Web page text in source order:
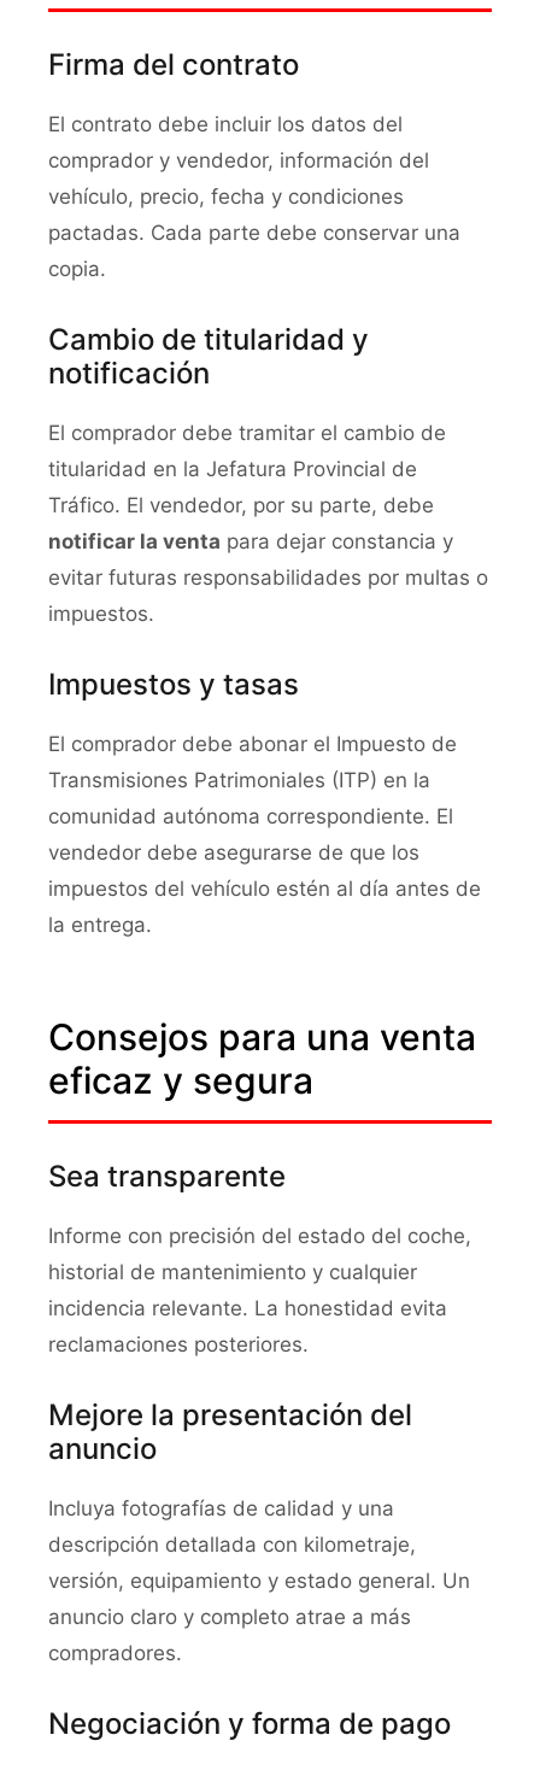
Firma del contrato
El contrato debe incluir los datos del
comprador y vendedor, información del
vehículo, precio, fecha y condiciones
pactadas. Cada parte debe conservar una
copia.
Cambio de titularidad y
notificación
El comprador debe tramitar el cambio de
titularidad en la Jefatura Provincial de
Tráfico. El vendedor, por su parte, debe
notificar la venta para dejar constancia y
evitar futuras responsabilidades por multas o
impuestos.
Impuestos y tasas
El comprador debe abonar el Impuesto de
Transmisiones Patrimoniales (ITP) en la
comunidad autónoma correspondiente. El
vendedor debe asegurarse de que los
impuestos del vehículo estén al día antes de
la entrega.
Consejos para una venta
eficaz y segura
Sea transparente
Informe con precisión del estado del coche,
historial de mantenimiento y cualquier
incidencia relevante. La honestidad evita
reclamaciones posteriores.
Mejore la presentación del
anuncio
Incluya fotografías de calidad y una
descripción detallada con kilometraje,
versión, equipamiento y estado general. Un
anuncio claro y completo atrae a más
compradores.
Negociación y forma de pago